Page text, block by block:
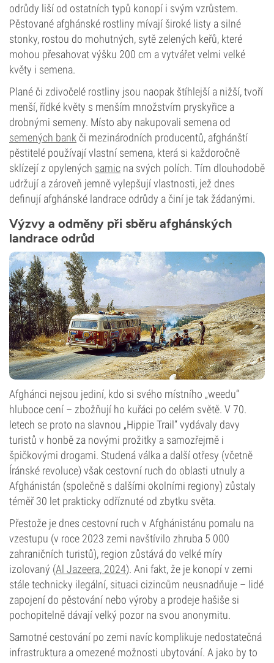
odrůdy liší od ostatních typů konopí i svým vzrůstem.
Pěstované afghánské rostliny mívají široké listy a silné
stonky, rostou do mohutných, sytě zelených keřů, které
mohou přesahovat výšku 200 cm a vytvářet velmi velké
květy i semena.
Plané či zdivočelé rostliny jsou naopak štíhlejší a nižší, tvoří
menší, řídké květy s menším množstvím pryskyřice a
drobnými semeny. Místo aby nakupovali semena od
semených bank či mezinárodních producentů, afghánští
pěstitelé používají vlastní semena, která si každoročně
sklízejí z opylených samic na svých polích. Tím dlouhodobě
udržují a zároveň jemně vylepšují vlastnosti, jež dnes
definují afghánské landrace odrůdy a činí je tak žádanými.
Výzvy a odměny při sběru afghánských
landrace odrůd
Afghánci nejsou jediní, kdo si svého místního „weedu“
hluboce cení – zbožňují ho kuřáci po celém světě. V 70.
letech se proto na slavnou „Hippie Trail“ vydávaly davy
turistů v honbě za novými prožitky a samozřejmě i
špičkovými drogami. Studená válka a další otřesy (včetně
Íránské revoluce) však cestovní ruch do oblasti utnuly a
Afghánistán (společně s dalšími okolními regiony) zůstaly
téměř 30 let prakticky odříznuté od zbytku světa.
Přestože je dnes cestovní ruch v Afghánistánu pomalu na
vzestupu (v roce 2023 zemi navštívilo zhruba 5 000
zahraničních turistů), region zůstává do velké míry
izolovaný (Al Jazeera, 2024). Ani fakt, že je konopí v zemi
stále technicky ilegální, situaci cizincům neusnadňuje – lidé
zapojení do pěstování nebo výroby a prodeje hašiše si
pochopitelně dávají velký pozor na svou anonymitu.
Samotné cestování po zemi navíc komplikuje nedostatečná
infrastruktura a omezené možnosti ubytování. A jako by to